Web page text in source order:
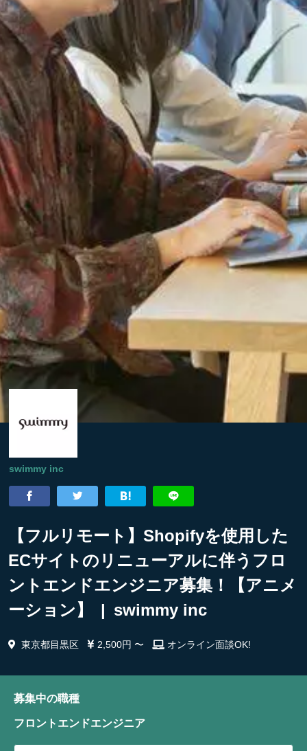
swimmy inc
【フルリモート】Shopifyを使用した
ECサイトのリニューアルに伴うフロ
ントエンドエンジニア募集！【アニメ
ーション】 | swimmy inc
東京都目黒区 2,500円 〜 オンライン面談OK!
募集中の職種
フロントエンドエンジニア